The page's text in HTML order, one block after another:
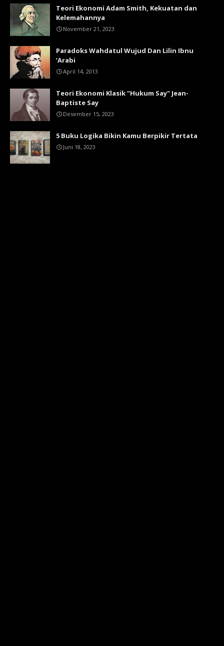
Teori Ekonomi Adam Smith, Kekuatan dan
Kelemahannya
November 21, 2023
Paradoks Wahdatul Wujud Dan Lilin Ibnu
‘Arabi
April 14, 2013
Teori Ekonomi Klasik "Hukum Say" Jean-
Baptiste Say
Desember 15, 2023
5 Buku Logika Bikin Kamu Berpikir Tertata
Juni 18, 2023